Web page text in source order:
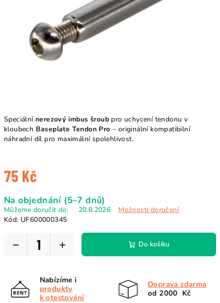
Speciální nerezový imbus šroub pro uchycení tendonu v
kloubech Baseplate Tendon Pro – originální kompatibilní
náhradní díl pro maximální spolehlivost.
75 Kč
cena:
Na objednání (5–7 dnů)
Můžeme doručit do: 20.8.2026
Možnosti doručení
Kód: UF600000345
+
− Do košíku
Nabízíme i
produkty
k otestování
Doprava zdarma
od 2000 Kč